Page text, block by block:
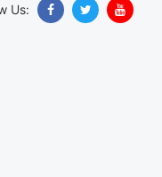
Us: